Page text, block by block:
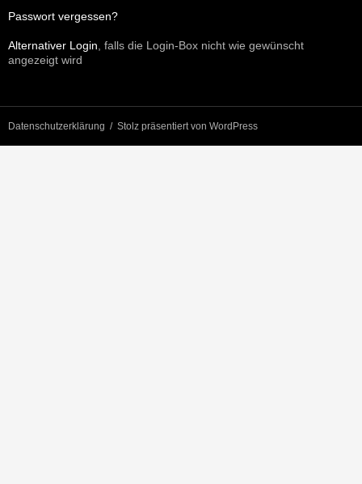
Passwort vergessen?
Alternativer Login , falls die Login-Box nicht wie gewünscht
angezeigt wird
Datenschutzerklärung Stolz präsentiert von WordPress